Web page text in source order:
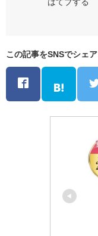
この記事をSNSでシェア